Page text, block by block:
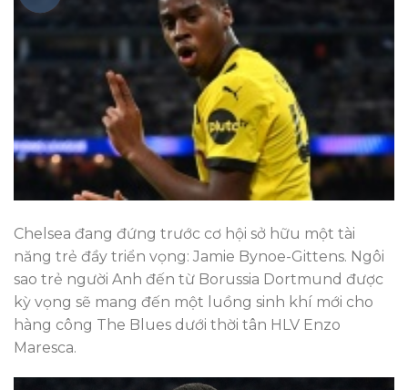
Chelsea đang đứng trước cơ hội sở hữu một tài
năng trẻ đầy triển vọng: Jamie Bynoe-Gittens. Ngôi
sao trẻ người Anh đến từ Borussia Dortmund được
kỳ vọng sẽ mang đến một luồng sinh khí mới cho
hàng công The Blues dưới thời tân HLV Enzo
Maresca.